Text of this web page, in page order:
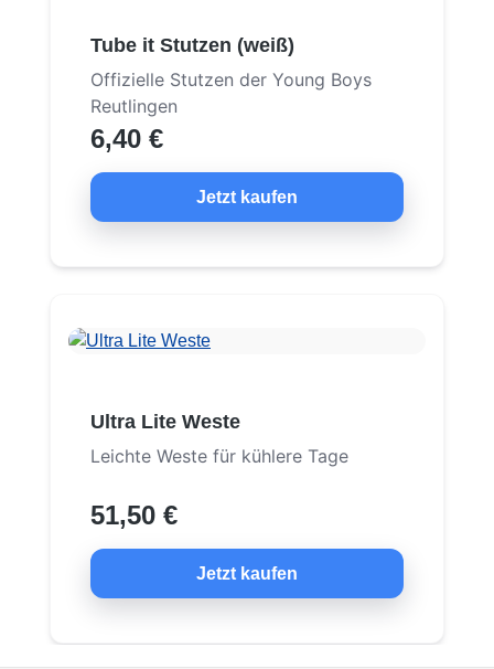
Tube it Stutzen (weiß)
Offizielle Stutzen der Young Boys
Reutlingen
6,40 €
Jetzt kaufen
Ultra Lite Weste
Leichte Weste für kühlere Tage
51,50 €
Jetzt kaufen